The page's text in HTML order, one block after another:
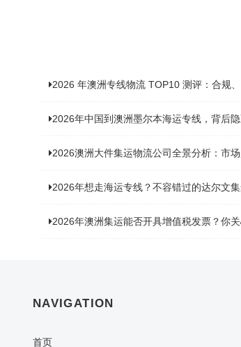
2026 年澳洲专线物流 TOP10 测评：合规、时效、
2026年中国到澳洲墨尔本海运专线，背后隐藏哪
2026澳洲大件集运物流公司全景分析：市场趋势、选型
2026年想走海运专线？不容错过的达尔文集运海
2026年澳洲集运能否开具增值税发票？你关心
NAVIGATION
首页